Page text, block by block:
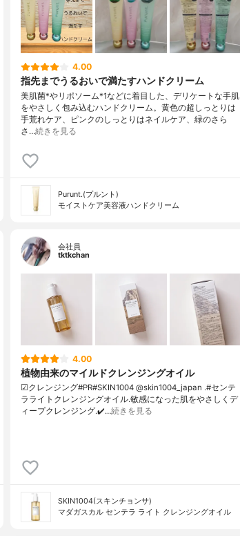
4.00
指先までうるおいで満たすハンドクリーム
美肌菌*やリポソーム*1などに着目した、デリケートな手肌
をやさしく包み込むハンドクリーム。黄色の超しっとりは
手荒れケア、ピンクのしっとりはネイルケア、緑のさら
さ…続きを見る
Purunt.(プルント)
モイストケア美容液ハンドクリーム
会社員
tktkchan
4.00
植物由来のマイルドクレンジングオイル
☑クレンジング#PR#SKIN1004 @skin1004_japan .#センテ
ラライトクレンジングオイル.敏感になった肌をやさしくデ
ィープクレンジング.✔️…続きを見る
SKIN1004(スキンチョンサ)
マダガスカル センテラ ライト クレンジングオイル